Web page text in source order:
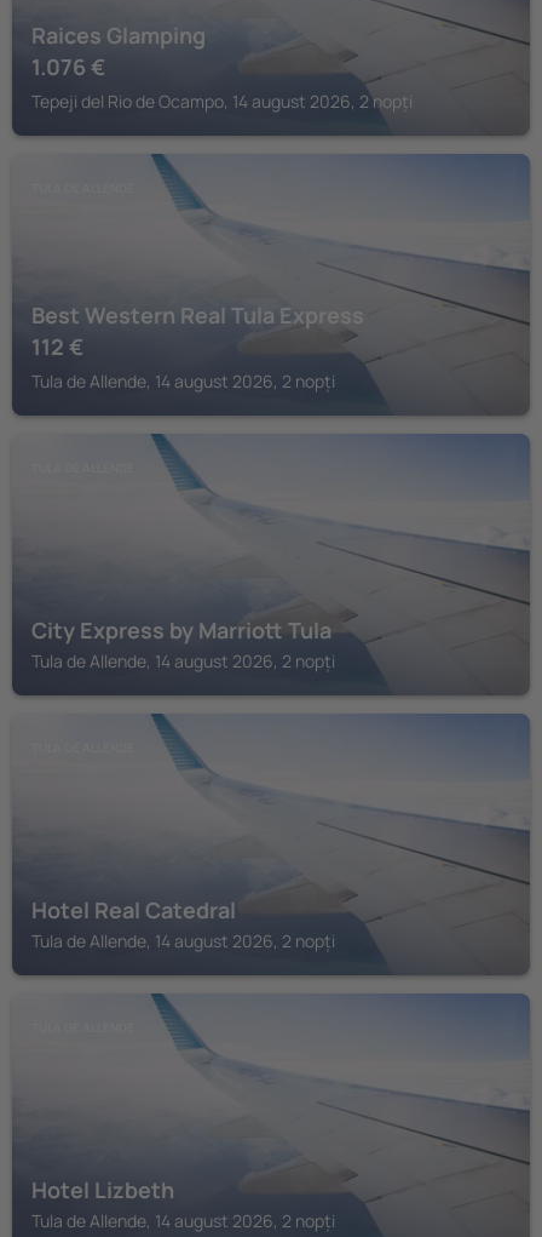
Raices Glamping
1.076 €
Tepeji del Rio de Ocampo, 14 august 2026, 2 nopți
Best Western Real Tula Express
112 €
Tula de Allende, 14 august 2026, 2 nopți
City Express by Marriott Tula
Tula de Allende, 14 august 2026, 2 nopți
Hotel Real Catedral
Tula de Allende, 14 august 2026, 2 nopți
Hotel Lizbeth
Tula de Allende, 14 august 2026, 2 nopți